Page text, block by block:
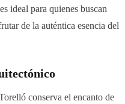
ideal para quienes buscan
de la auténtica esencia del
conserva el encanto de